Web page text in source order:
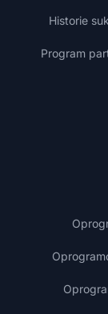
Historie
Program